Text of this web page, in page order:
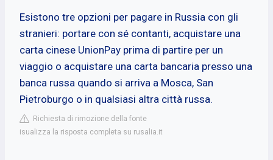
Esistono tre opzioni per pagare in Russia con gli
stranieri: portare con sé contanti, acquistare una
carta cinese UnionPay prima di partire per un
viaggio o acquistare una carta bancaria presso una
banca russa quando si arriva a Mosca, San
Pietroburgo o in qualsiasi altra città russa.
Richiesta di rimozione della fonte
isualizza la risposta completa su rusalia.it